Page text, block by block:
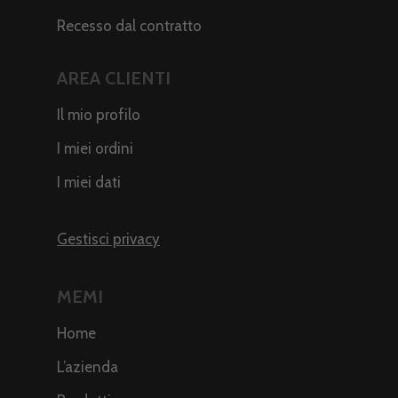
Recesso dal contratto
AREA CLIENTI
Il mio profilo
I miei ordini
I miei dati
Gestisci privacy
MEMI
Home
L’azienda